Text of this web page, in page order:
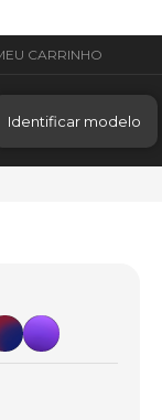
Identificar modelo